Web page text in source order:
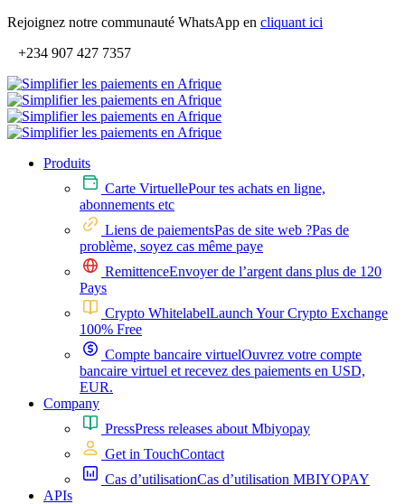
Rejoignez notre communauté WhatsApp en cliquant ici
+234 907 427 7357
Produits
Carte VirtuellePour tes achats en ligne,
abonnements etc
Liens de paiementsPas de site web ?Pas de
problème, soyez cas même paye
RemittenceEnvoyer de l’argent dans plus de 120
Pays
Crypto WhitelabelLaunch Your Crypto Exchange
100% Free
Compte bancaire virtuelOuvrez votre compte
bancaire virtuel et recevez des paiements en USD,
EUR.
Company
PressPress releases about Mbiyopay
Get in TouchContact
Cas d’utilisationCas d’utilisation MBIYOPAY
APIs